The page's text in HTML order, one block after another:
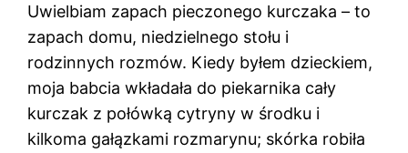
Uwielbiam zapach pieczonego kurczaka – to
zapach domu, niedzielnego stołu i
rodzinnych rozmów. Kiedy byłem dzieckiem,
moja babcia wkładała do piekarnika cały
kurczak z połówką cytryny w środku i
kilkoma gałązkami rozmarynu; skórka robiła